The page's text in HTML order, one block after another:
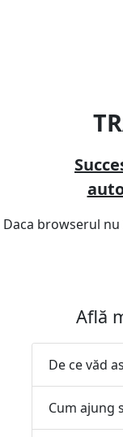
Daca browserul
Află
De ce văd
Cum ajung